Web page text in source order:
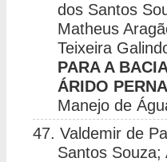
dos Santos
Matheus
Teixeira
PARA A
ÁRIDO
Manejo de
47. Valdemir de
Santos Souza;